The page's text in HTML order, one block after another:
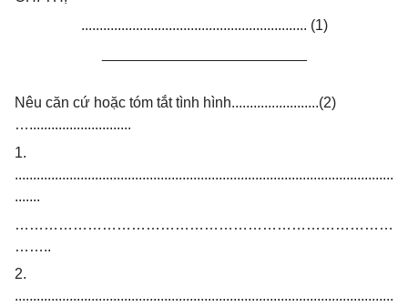
.............................................................. (1)
Nêu căn cứ hoặc tóm tắt tình hình........................(2)
…............................
1.
........................................................................................................
.......
……………………………………………………………………
……..
2.
........................................................................................................